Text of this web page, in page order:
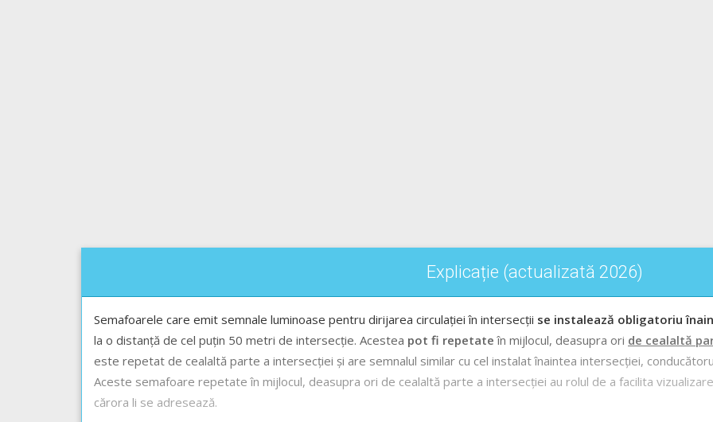
Explicație (actualizată 2026)
Semafoarele care emit semnale luminoase pentru dirijarea circulației în intersecții se instalează obligatoriu
la o distanță de cel puțin 50 metri de intersecție. Acestea pot fi repetate în mijlocul, deasupra ori de cealaltă
este repetat de cealaltă parte a intersecției și are semnalul similar cu cel instalat înaintea intersecției,
Aceste semafoare repetate în mijlocul, deasupra ori de cealaltă parte a intersecției au rolul de a facilita
cărora li se adresează.